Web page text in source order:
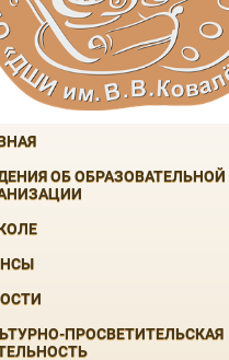
ОБ ОБРАЗОВАТЕЛЬНОЙ
ПРОСВЕТИТЕЛЬСКАЯ